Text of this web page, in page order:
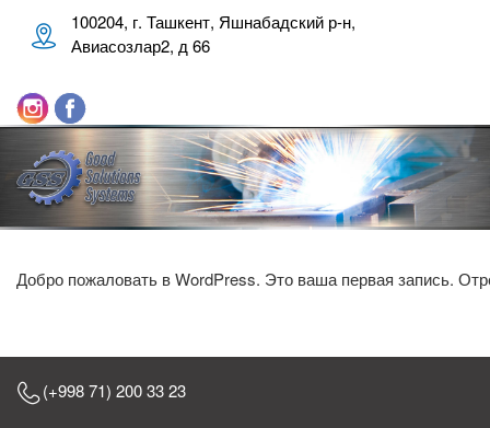
100204, г. Ташкент, Яшнабадский р-н,
Авиасозлар2, д 66
Добро пожаловать в WordPress. Это ваша первая запись.
(+998 71) 200 33 23